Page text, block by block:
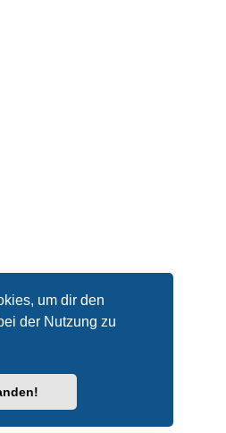
um dir den
der Nutzung zu